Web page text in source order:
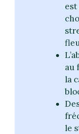
au
la
le